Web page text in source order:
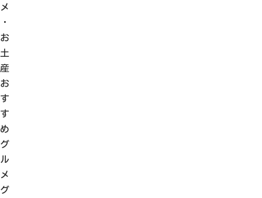
メ
・
お
土
産
お
す
す
め
グ
ル
メ
グ